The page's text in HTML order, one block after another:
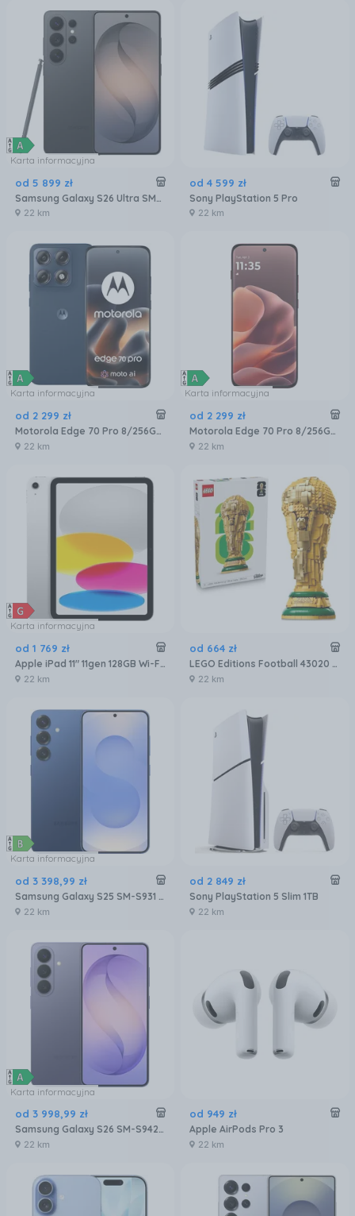
Karta informacyjna
od 5 899 zł
Samsung Galaxy S26 Ultra SM-S948 5G 12/256GB Czarny
22 km
od 4 599 zł
Sony PlayStation 5 Pro
22 km
Karta informacyjna
od 2 299 zł
Motorola Edge 70 Pro 8/256GB Granatowy
22 km
Karta informacyjna
od 2 299 zł
Motorola Edge 70 Pro 8/256GB Bordowy
22 km
Karta informacyjna
od 1 769 zł
Apple iPad 11" 11gen 128GB Wi-Fi Srebrny (MD3Y4HCA)
22 km
od 664 zł
LEGO Editions Football 43020 Oficjalny Puchar Świata FIFA
22 km
Karta informacyjna
od 3 398,99 zł
Samsung Galaxy S25 SM-S931 12/256GB Granatowy
22 km
od 2 849 zł
Sony PlayStation 5 Slim 1TB
22 km
Karta informacyjna
od 3 998,99 zł
Samsung Galaxy S26 SM-S942 12/256GB Fioletowy
22 km
od 949 zł
Apple AirPods Pro 3
22 km